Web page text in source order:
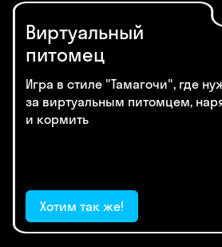
Виртуальный
питомец
Игра в стиле "Тамагочи", где
за виртуальным питомцем,
и кормить
Хотим так же!